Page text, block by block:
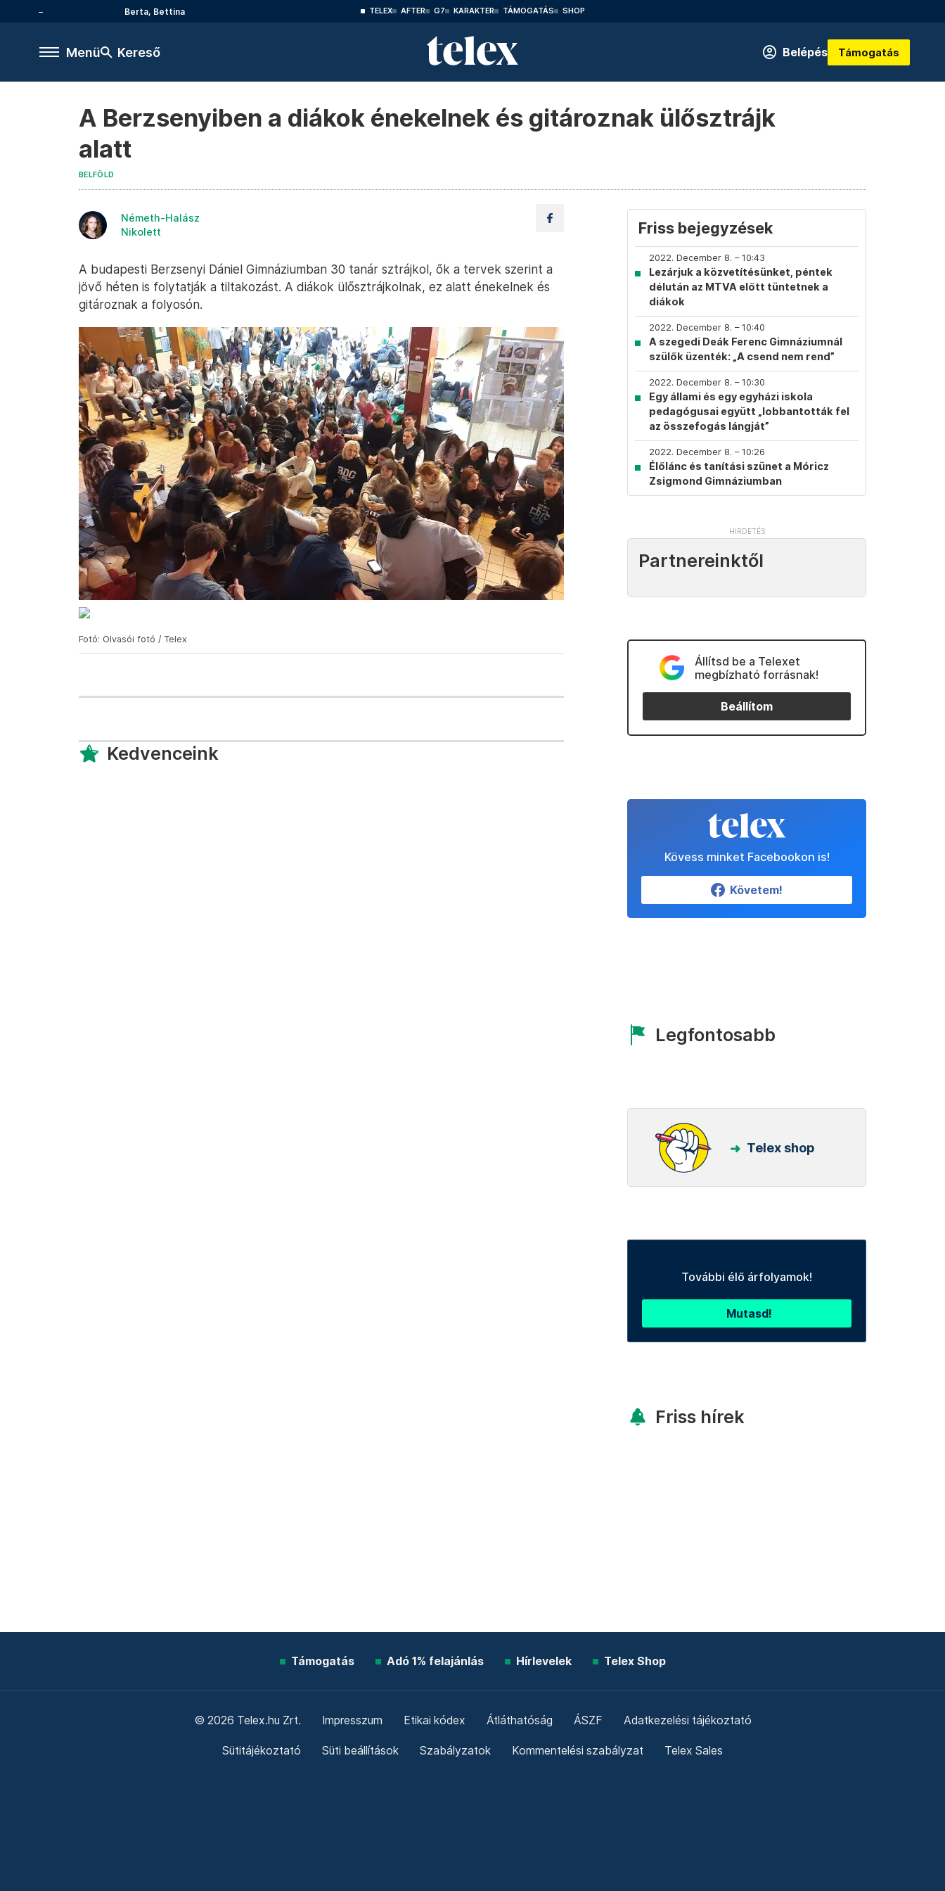
Berta, Bettina TELEX AFTER G7 KARAKTER TÁMOGATÁS SHOP
Menü Kereső Belépés Támogatás
A Berzsenyiben a diákok énekelnek és gitároznak ülősztrájk
alatt
BELFÖLD
Németh-Halász
Nikolett
A budapesti Berzsenyi Dániel Gimnáziumban 30 tanár sztrájkol, ők a tervek szerint a
jövő héten is folytatják a tiltakozást. A diákok ülősztrájkolnak, ez alatt énekelnek és
gitároznak a folyosón.
Fotó: Olvasói fotó / Telex
Kedvenceink
Friss bejegyzések
2022. December 8. – 10:43
Lezárjuk a közvetítésünket, péntek
délután az MTVA előtt tüntetnek a
diákok
2022. December 8. – 10:40
A szegedi Deák Ferenc Gimnáziumnál
szülők üzenték: „A csend nem rend”
2022. December 8. – 10:30
Egy állami és egy egyházi iskola
pedagógusai együtt „lobbantották fel
az összefogás lángját”
2022. December 8. – 10:26
Élőlánc és tanítási szünet a Móricz
Zsigmond Gimnáziumban
Partnereinktől
Állítsd be a Telexet
megbízható forrásnak!
Beállítom
Kövess minket Facebookon is!
Követem!
Legfontosabb
Telex shop
További élő árfolyamok!
Mutasd!
Friss hírek
Támogatás Adó 1% felajánlás Hírlevelek Telex Shop
© 2026 Telex.hu Zrt. Impresszum Etikai kódex Átláthatóság ÁSZF Adatkezelési tájékoztató
Sütitájékoztató Süti beállítások Szabályzatok Kommentelési szabályzat Telex Sales